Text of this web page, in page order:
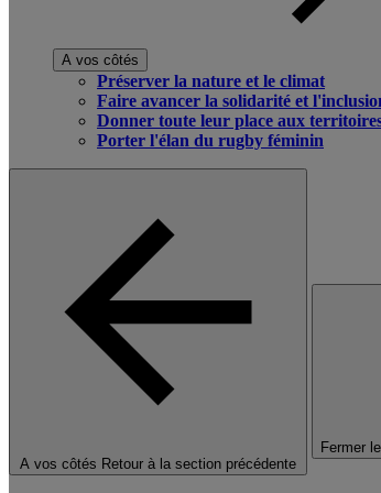
A vos côtés
Préserver la nature et le climat
Faire avancer la solidarité et
Donner toute leur place aux
Porter l'élan du rugby féminin
A vos côtés Retour à la section précédente
Fermer